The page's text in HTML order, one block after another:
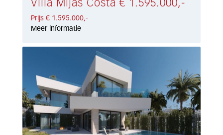
Villa Mijas Costa € 1.595.000,-
Prijs € 1.595.000,-
Meer informatie